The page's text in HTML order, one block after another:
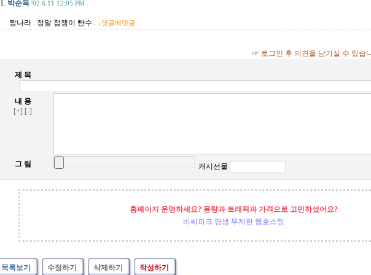
1. 박순욱 '02.6.11 12:05 PM
짱나라 . 정말 점쟁이 빤수.. ↓댓글에댓글
☞ 로그인 후 의견을 남기실 수 있습
제 목
내 용
[+] [-]
그 림 캐시선물
홈페이지 운영하세요? 용량과 트래픽과 가격으로 고민하셨어요?
비씨파크 평생 무제한 웹호스팅
목록보기 수정하기 삭제하기 작성하기